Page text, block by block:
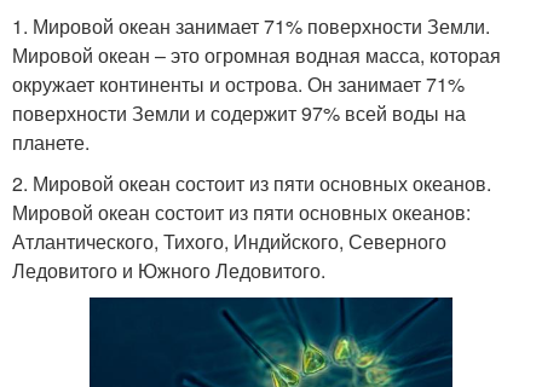
1. Мировой океан занимает 71% поверхности Земли.
Мировой океан – это огромная водная масса, которая
окружает континенты и острова. Он занимает 71%
поверхности Земли и содержит 97% всей воды на
планете.
2. Мировой океан состоит из пяти основных океанов.
Мировой океан состоит из пяти основных океанов:
Атлантического, Тихого, Индийского, Северного
Ледовитого и Южного Ледовитого.